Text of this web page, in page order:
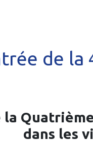
de
la
dans les